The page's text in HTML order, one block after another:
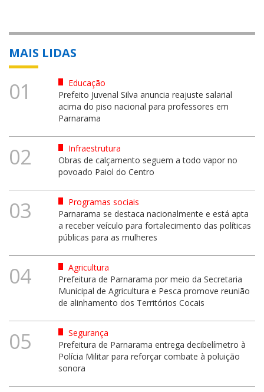
MAIS LIDAS
01
Educação
Prefeito Juvenal Silva anuncia reajuste salarial
acima do piso nacional para professores em
Parnarama
02
Infraestrutura
Obras de calçamento seguem a todo vapor no
povoado Paiol do Centro
03
Programas sociais
Parnarama se destaca nacionalmente e está apta
a receber veículo para fortalecimento das políticas
públicas para as mulheres
04
Agricultura
Prefeitura de Parnarama por meio da Secretaria
Municipal de Agricultura e Pesca promove reunião
de alinhamento dos Territórios Cocais
05
Segurança
Prefeitura de Parnarama entrega decibelímetro à
Polícia Militar para reforçar combate à poluição
sonora